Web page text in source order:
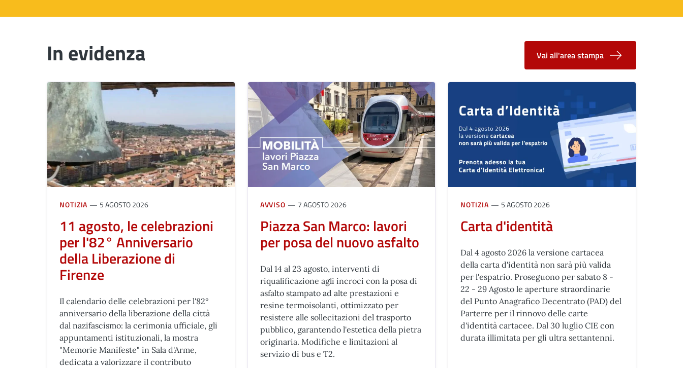
In evidenza Vai all'area stampa
NOTIZIA 5 AGOSTO 2026
11 agosto, le celebrazioni
per l'82° Anniversario
della Liberazione di
Firenze
Il calendario delle celebrazioni per l'82°
anniversario della liberazione della città
dal nazifascismo: la cerimonia ufficiale, gli
appuntamenti istituzionali, la mostra
"Memorie Manifeste" in Sala d'Arme,
dedicata a valorizzare il contributo
AVVISO 7 AGOSTO 2026
Piazza San Marco: lavori
per posa del nuovo asfalto
Dal 14 al 23 agosto, interventi di
riqualificazione agli incroci con la posa di
asfalto stampato ad alte prestazioni e
resine termoisolanti, ottimizzato per
resistere alle sollecitazioni del trasporto
pubblico, garantendo l'estetica della pietra
originaria. Modifiche e limitazioni al
servizio di bus e T2.
NOTIZIA 5 AGOSTO 2026
Carta d'identità
Dal 4 agosto 2026 la versione cartacea
della carta d'identità non sarà più valida
per l'espatrio. Proseguono per sabato 8 -
22 - 29 Agosto le aperture straordinarie
del Punto Anagrafico Decentrato (PAD) del
Parterre per il rinnovo delle carte
d'identità cartacee. Dal 30 luglio CIE con
durata illimitata per gli ultra settantenni.